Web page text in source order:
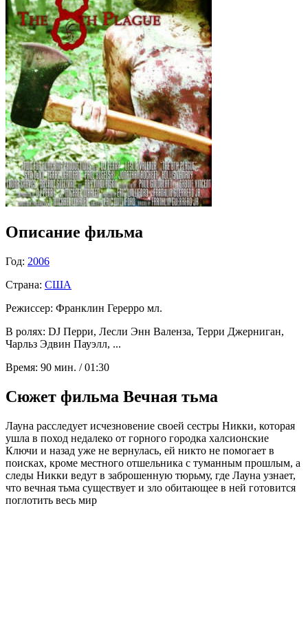
Описание фильма
Год: 2006
Страна: США
Режиссер: Франклин Герерро мл.
В ролях: DJ Перри, Лесли Энн Валенза, Терри Джерниган,
Чарльз Эдвин Пауэлл, ...
Время: 90 мин. / 01:30
Сюжет фильма Вечная тьма
Лауна расследует исчезновение своей сестры Никки, которая
ушла в поход недалеко от горного городка халсионские
Ключи и назад уже не вернулась, ей никто не помогает в
поисках, кроме местного отшельника с туманным прошлым, а
следы Никки ведут в заброшенную тюрьму, где Лауна узнает,
что вечная тьма существует и зло обитающее в ней готовится
поглотить весь мир